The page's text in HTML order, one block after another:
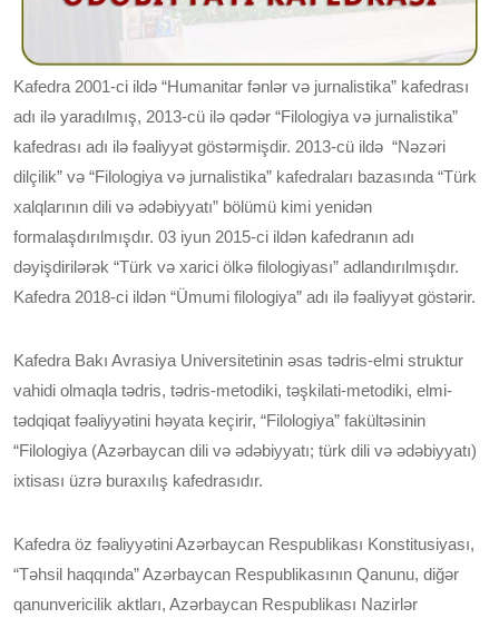
Kafedra 2001-ci ildə “Humanitar fənlər və jurnalistika” kafedrası
adı ilə yaradılmış, 2013-cü ilə qədər “Filologiya və jurnalistika”
kafedrası adı ilə fəaliyyət göstərmişdir. 2013-cü ildə “Nəzəri
dilçilik” və “Filologiya və jurnalistika” kafedraları bazasında “Türk
xalqlarının dili və ədəbiyyatı” bölümü kimi yenidən
formalaşdırılmışdır. 03 iyun 2015-ci ildən kafedranın adı
dəyişdirilərək “Türk və xarici ölkə filologiyası” adlandırılmışdır.
Kafedra 2018-ci ildən “Ümumi filologiya” adı ilə fəaliyyət göstərir.
Kafedra Bakı Avrasiya Universitetinin əsas tədris-elmi struktur
vahidi olmaqla tədris, tədris-metodiki, təşkilati-metodiki, elmi-
tədqiqat fəaliyyətini həyata keçirir, “Filologiya” fakültəsinin
“Filologiya (Azərbaycan dili və ədəbiyyatı; türk dili və ədəbiyyatı)
ixtisası üzrə buraxılış kafedrasıdır.
Kafedra öz fəaliyyətini Azərbaycan Respublikası Konstitusiyası,
“Təhsil haqqında” Azərbaycan Respublikasının Qanunu, diğər
qanunvericilik aktları, Azərbaycan Respublikası Nazirlər